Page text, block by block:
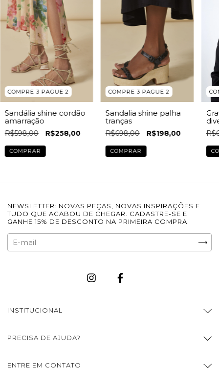
COMPRE 3 PAGUE 2
Sandália shine cordão
amarração
R$598,00 R$258,00
COMPRAR
COMPRE 3 PAGUE 2
Sandalia shine palha
tranças
R$698,00 R$198,00
COMPRAR
NEWSLETTER: NOVAS PEÇAS, NOVAS INSPIRAÇÕES E
TUDO QUE ACABOU DE CHEGAR. CADASTRE-SE E
GANHE 15% DE DESCONTO NA PRIMEIRA COMPRA.
INSTITUCIONAL
PRECISA DE AJUDA?
ENTRE EM CONTATO